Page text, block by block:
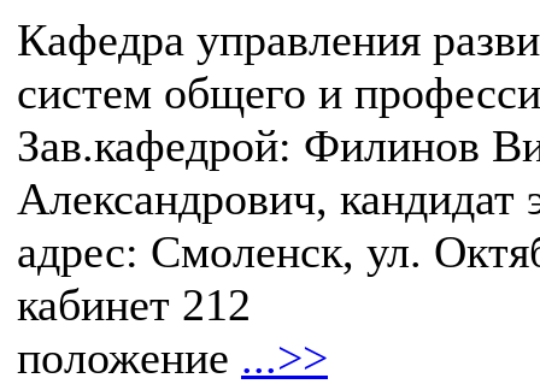
Кафедра управления
систем общего и
Зав.кафедрой: Филинов
Александрович, кандидат
адрес: Смоленск, ул.
кабинет 212
положение ...>>